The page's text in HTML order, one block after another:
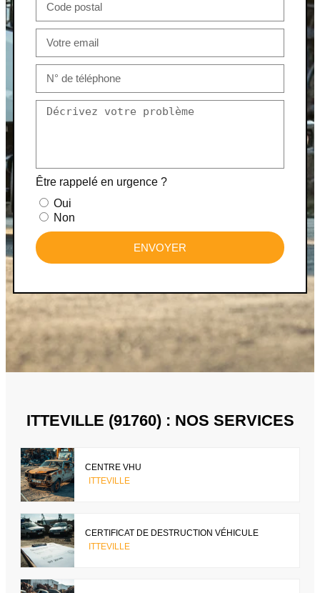
Être rappelé en urgence ?
Oui
Non
ENVOYER
ITTEVILLE (91760) : NOS SERVICES
CENTRE VHU
ITTEVILLE
CERTIFICAT DE DESTRUCTION VÉHICULE
ITTEVILLE